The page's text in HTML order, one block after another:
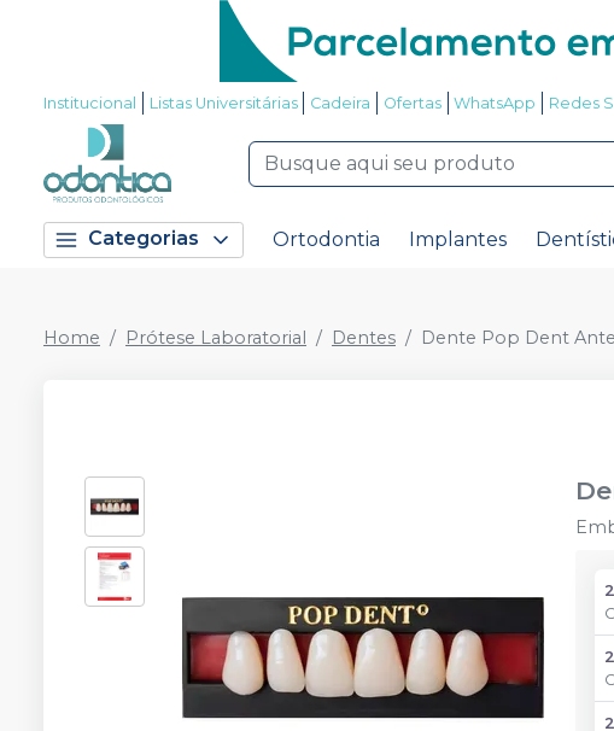
Institucional Listas Universitárias Cadeira Ofertas WhatsApp Redes
Categorias Ortodontia Implantes
Home Prótese Laboratorial Dentes Dente Pop Dent